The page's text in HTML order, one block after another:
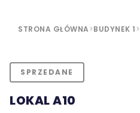
STRONA GŁÓWNA>BUDYNEK 1>
SPRZEDANE
LOKAL A10